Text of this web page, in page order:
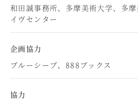
和田誠事務所、多摩美術大学、多
イヴセンター
企画協力
ブルーシープ、888ブックス
協力